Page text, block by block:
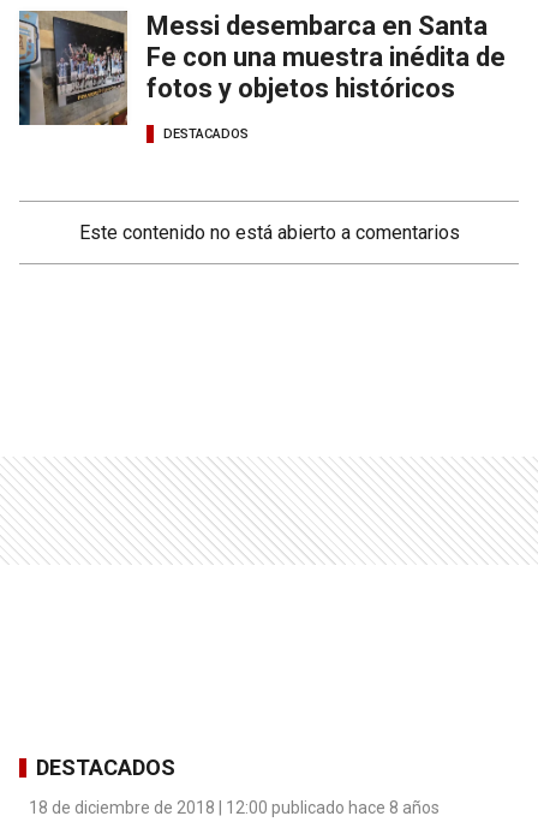
Messi desembarca en Santa
Fe con una muestra inédita de
fotos y objetos históricos
DESTACADOS
Este contenido no está abierto a comentarios
DESTACADOS
18 de diciembre de 2018 | 12:00 publicado hace 8 años